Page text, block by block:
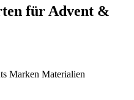
für Advent &
Marken Materialien